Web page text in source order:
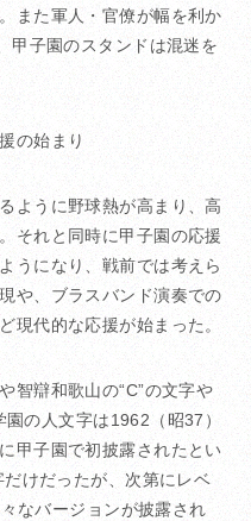
また軍人・官僚が幅を利か
甲子園のスタンドは混迷を
の始まり
ように野球熱が高まり、高
それと同時に甲子園の応援
うになり、戦前では考えら
や、ブラスバンド演奏での
現代的な応援が始まった。
智辯和歌山の“C”の文字や
の人文字は1962（昭37）
甲子園で初披露されたとい
だけだったが、次第にレベ
なバージョンが披露され